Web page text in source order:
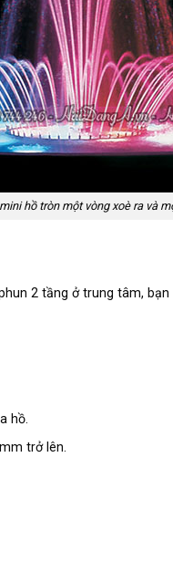
hồ tròn một vòng xoè ra và
2 tầng ở trung tâm,
hồ.
trở lên.